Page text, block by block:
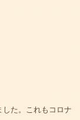
た。これもコロナ